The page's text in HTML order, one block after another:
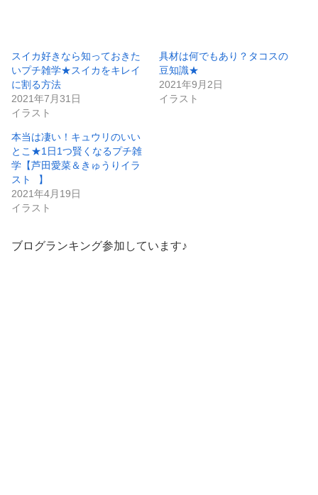
スイカ好きなら知っておきた
いプチ雑学★スイカをキレイ
に割る方法
2021年7月31日
イラスト
具材は何でもあり？タコスの
豆知識★
2021年9月2日
イラスト
本当は凄い！キュウリのいい
とこ★1日1つ賢くなるプチ雑
学【芦田愛菜＆きゅうりイラ
スト⠀】
2021年4月19日
イラスト
ブログランキング参加しています♪